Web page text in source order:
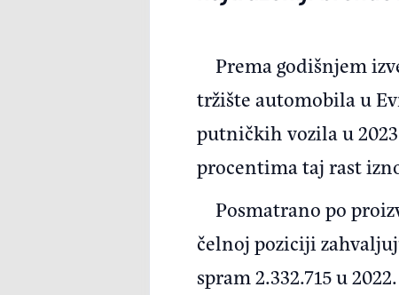
Prema godišnjem
tržište automobila u
putničkih vozila u
procentima taj rast
Posmatrano po
čelnoj poziciji
spram 2.332.715 u